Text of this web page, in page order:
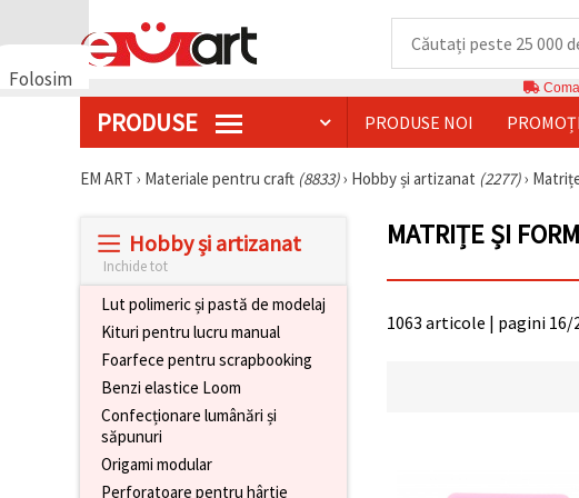
Folosim
funcționarea
dumneavoastră,
PRODUSE PRODUSE NOI
EM ART › Materiale pentru craft (8833)› Hobby și artizanat (2277)›
Hobby și artizanat
Inchide tot
Lut polimeric și pastă de modelaj
Kituri pentru lucru manual
Foarfece pentru scrapbooking
Benzi elastice Loom
Confecționare lumânări și
săpunuri
Origami modular
Perforatoare pentru hârtie
MATRIȚE ȘI
1063 articole | pagini 16/